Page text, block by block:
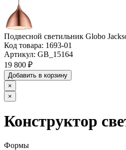
Подвесной светильник Globo
Код товара: 1693-01
Артикул: GB_15164
19 800 ₽
Добавить в корзину
×
×
Конструктор
Формы